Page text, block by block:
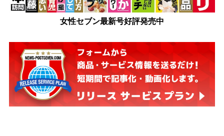
女性セブン最新号好評発売中